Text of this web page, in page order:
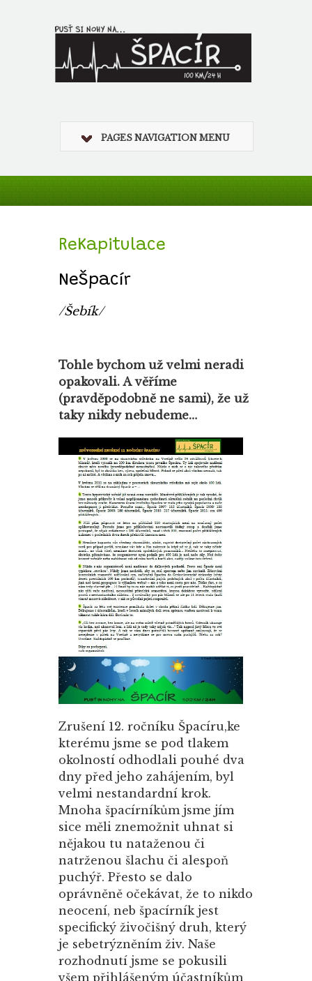
PAGES NAVIGATION MENU
ReKapitulace
NeŠpacír
/Šebík/
Tohle bychom už velmi neradi
opakovali. A věříme
(pravděpodobně ne sami), že už
taky nikdy nebudeme…
Zrušení 12. ročníku Špacíru,ke
kterému jsme se pod tlakem
okolností odhodlali pouhé dva
dny před jeho zahájením, byl
velmi nestandardní krok.
Mnoha špacírníkům jsme jím
sice měli znemožnit uhnat si
nějakou tu nataženou či
natrženou šlachu či alespoň
puchýř. Přesto se dalo
oprávněně očekávat, že to nikdo
neocení, neb špacírník jest
specifický živočišný druh, který
je sebetrýzněním živ. Naše
rozhodnutí jsme se pokusili
všem přihlášeným účastníkům